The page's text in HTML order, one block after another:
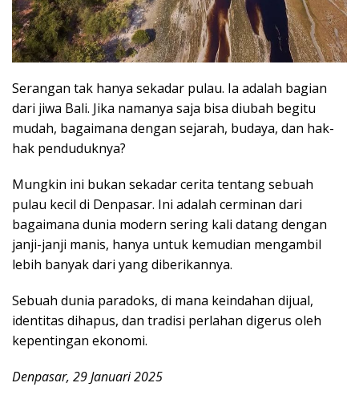
Serangan tak hanya sekadar pulau. Ia adalah bagian
dari jiwa Bali. Jika namanya saja bisa diubah begitu
mudah, bagaimana dengan sejarah, budaya, dan hak-
hak penduduknya?
Mungkin ini bukan sekadar cerita tentang sebuah
pulau kecil di Denpasar. Ini adalah cerminan dari
bagaimana dunia modern sering kali datang dengan
janji-janji manis, hanya untuk kemudian mengambil
lebih banyak dari yang diberikannya.
Sebuah dunia paradoks, di mana keindahan dijual,
identitas dihapus, dan tradisi perlahan digerus oleh
kepentingan ekonomi.
Denpasar, 29 Januari 2025